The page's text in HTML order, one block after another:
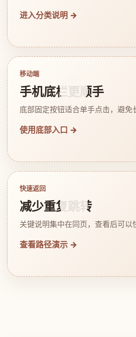
进入分类说明 →
移动端
手机底栏更顺手
底部固定按钮适合单手点击，避免
使用底部入口 →
快速返回
减少重复跳转
关键说明集中在同页，查看后可以
查看路径演示 →